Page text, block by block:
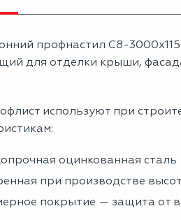
профнастил С8-
для отделки крыши,
используют при
оцинкованная
при производстве
покрытие — защита от